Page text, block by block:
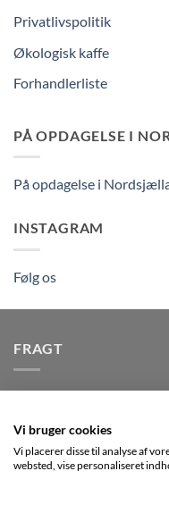
Privatlivspolitik
Økologisk kaffe
Forhandlerliste
PÅ OPDAGELSE I
På opdagelse i
INSTAGRAM
Følg os
FRAGT
levering på alle ordre
Vi bruger cookies
Vi placerer disse til analyse af
websted, vise personaliseret